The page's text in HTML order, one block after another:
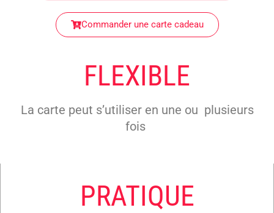
Commander une carte cadeau
FLEXIBLE
La carte peut s’utiliser en une ou plusieurs
fois
PRATIQUE